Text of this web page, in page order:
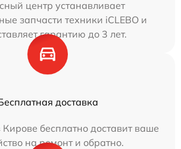
центр устанавливает
запчасти техники iCLEBO и
гарантию до 3 лет.
доставка
бесплатно доставит ваше
на ремонт и обратно.